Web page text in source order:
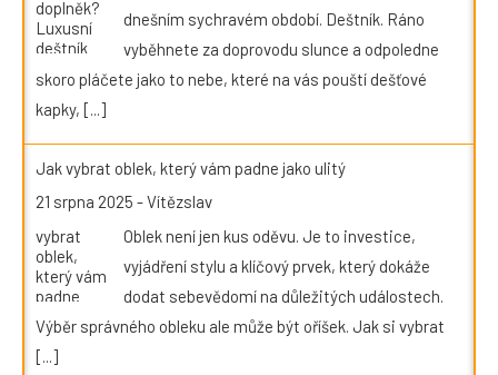
dnešním sychravém období. Deštník. Ráno
vyběhnete za doprovodu slunce a odpoledne
skoro pláčete jako to nebe, které na vás pouští dešťové
kapky, [...]
Jak vybrat oblek, který vám padne jako ulitý
21 srpna 2025 -Vítězslav
Oblek není jen kus oděvu. Je to investice,
vyjádření stylu a klíčový prvek, který dokáže
dodat sebevědomí na důležitých událostech.
Výběr správného obleku ale může být oříšek. Jak si vybrat
[...]